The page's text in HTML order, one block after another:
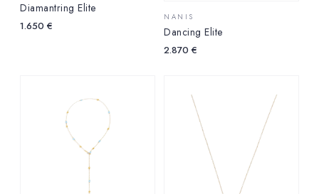
Diamantring Elite
1.650 €
NANIS
Dancing Elite
2.870 €